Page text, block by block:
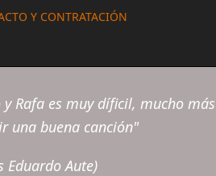
Y CONTRATACIÓN
y Rafa es muy díficil, mucho más
una buena canción"
Eduardo Aute)